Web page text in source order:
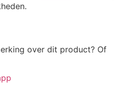
over dit product? Of